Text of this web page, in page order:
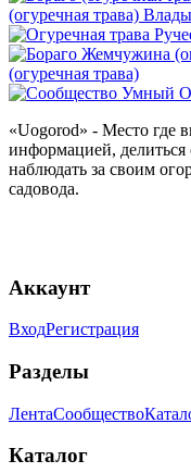
(огуречная трава)
(огуречная трава)
«Uogorod» - Место где
информацией,
наблюдать за своим
садовода.
Аккаунт
ВходРегистрация
Разделы
ЛентаСообщество
Каталог